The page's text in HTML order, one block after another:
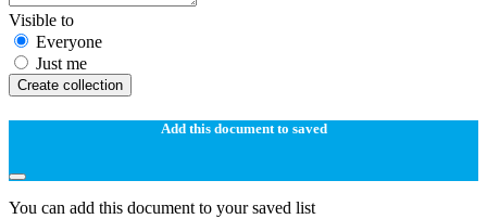
Visible to
Everyone
Just me
Create collection
Add this document to saved
You can add this document to your saved list